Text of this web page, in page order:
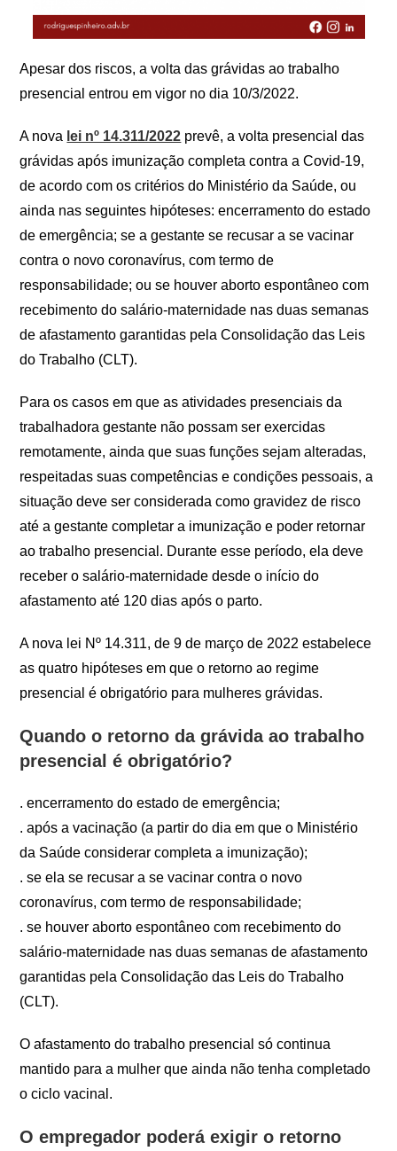
Apesar dos riscos, a volta das grávidas ao trabalho
presencial entrou em vigor no dia 10/3/2022.
A nova lei nº 14.311/2022 prevê, a volta presencial das
grávidas após imunização completa contra a Covid-19,
de acordo com os critérios do Ministério da Saúde, ou
ainda nas seguintes hipóteses: encerramento do estado
de emergência; se a gestante se recusar a se vacinar
contra o novo coronavírus, com termo de
responsabilidade; ou se houver aborto espontâneo com
recebimento do salário-maternidade nas duas semanas
de afastamento garantidas pela Consolidação das Leis
do Trabalho (CLT).
Para os casos em que as atividades presenciais da
trabalhadora gestante não possam ser exercidas
remotamente, ainda que suas funções sejam alteradas,
respeitadas suas competências e condições pessoais, a
situação deve ser considerada como gravidez de risco
até a gestante completar a imunização e poder retornar
ao trabalho presencial. Durante esse período, ela deve
receber o salário-maternidade desde o início do
afastamento até 120 dias após o parto.
A nova lei Nº 14.311, de 9 de março de 2022 estabelece
as quatro hipóteses em que o retorno ao regime
presencial é obrigatório para mulheres grávidas.
Quando o retorno da grávida ao trabalho
presencial é obrigatório?
. encerramento do estado de emergência;
. após a vacinação (a partir do dia em que o Ministério
da Saúde considerar completa a imunização);
. se ela se recusar a se vacinar contra o novo
coronavírus, com termo de responsabilidade;
. se houver aborto espontâneo com recebimento do
salário-maternidade nas duas semanas de afastamento
garantidas pela Consolidação das Leis do Trabalho
(CLT).
O afastamento do trabalho presencial só continua
mantido para a mulher que ainda não tenha completado
o ciclo vacinal.
O empregador poderá exigir o retorno